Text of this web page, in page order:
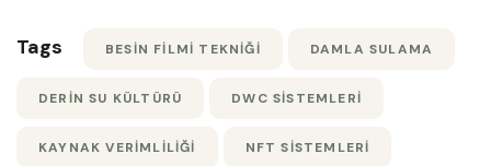
Tags BESIN FILMI TEKNIĞI DAMLA SULAMA
DERIN SU KÜLTÜRÜ DWC SISTEMLERI
KAYNAK VERIMLILIĞI NFT SISTEMLERI